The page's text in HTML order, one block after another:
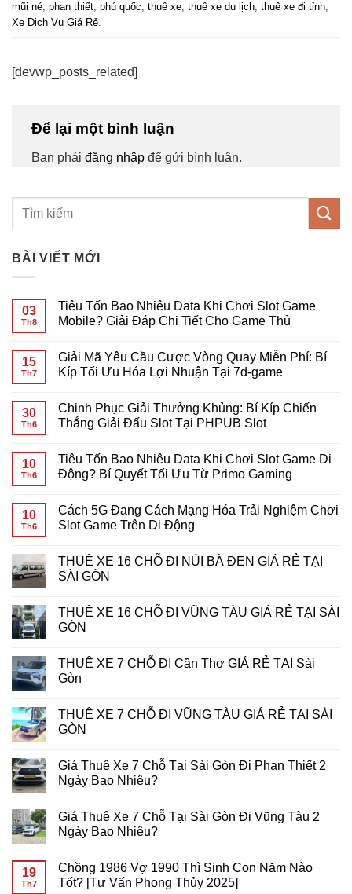
mũi né, phan thiết, phú quốc, thuê xe, thuê xe du lịch, thuê xe đi tỉnh,
Xe Dịch Vụ Giá Rẻ.
[devwp_posts_related]
Để lại một bình luận
Bạn phải đăng nhập để gửi bình luận.
BÀI VIẾT MỚI
03
Th8
Tiêu Tốn Bao Nhiêu Data Khi Chơi Slot Game
Mobile? Giải Đáp Chi Tiết Cho Game Thủ
bình
luận
ở
Bao
Nhiêu
Data
Slot
Game
Mobile?
Chi
Tiết
Cho
15
Th7
Giải Mã Yêu Cầu Cược Vòng Quay Miễn Phí: Bí
Kíp Tối Ưu Hóa Lợi Nhuận Tại 7d-game
bình
luận
ở
Yêu
Cầu
Cược
Miễn
Phí:
Bí
Ưu
Hóa
Lợi
7d-
game
30
Th6
Chinh Phục Giải Thưởng Khủng: Bí Kíp Chiến
Thắng Giải Đấu Slot Tại PHPUB Slot
bình
luận
ở
Giải
Thưởng
Khủng:
Chiến
Thắng
Giải
Tại
PHPUB
Slot
10
Th6
Tiêu Tốn Bao Nhiêu Data Khi Chơi Slot Game Di
Động? Bí Quyết Tối Ưu Từ Primo Gaming
bình
luận
ở
Bao
Nhiêu
Data
Slot
Game
Di
Quyết
Tối
Ưu
Gaming
10
Th6
Cách 5G Đang Cách Mạng Hóa Trải Nghiệm Chơi
Slot Game Trên Di Động
bình
luận
ở
Đang
Cách
Mạng
Nghiệm
Chơi
Slot
Di
Động
THUÊ XE 16 CHỖ ĐI NÚI BÀ ĐEN GIÁ RẺ TẠI
SÀI GÒN
bình
luận
ở
16
CHỖ
ĐI
ĐEN
GIÁ
RẺ
GÒN
THUÊ XE 16 CHỖ ĐI VŨNG TÀU GIÁ RẺ TẠI SÀI
GÒN
bình
luận
ở
16
CHỖ
ĐI
GIÁ
RẺ
TẠI
THUÊ XE 7 CHỖ ĐI Cần Thơ GIÁ RẺ TẠI Sài
Gòn
bình
luận
ở
7
CHỖ
ĐI
GIÁ
RẺ
TẠI
THUÊ XE 7 CHỖ ĐI VŨNG TÀU GIÁ RẺ TẠI SÀI
GÒN
bình
luận
ở
7
CHỖ
ĐI
GIÁ
RẺ
TẠI
Giá Thuê Xe 7 Chỗ Tại Sài Gòn Đi Phan Thiết 2
Ngày Bao Nhiêu?
bình
luận
ở
Xe
7
Chỗ
Giá Thuê Xe 7 Chỗ Tại Sài Gòn Đi Vũng Tàu 2
Ngày Bao Nhiêu?
bình
luận
ở
19
Th7
Chồng 1986 Vợ 1990 Thì Sinh Con Năm Nào
Tốt? [Tư Vấn Phong Thủy 2025]